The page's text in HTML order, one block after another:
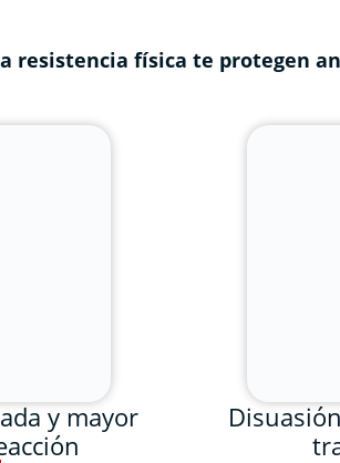
resistencia física te protegen
y mayor